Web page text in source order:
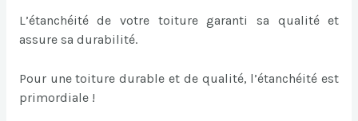
L’étanchéité de votre toiture garanti sa qualité et
assure sa durabilité.
Pour une toiture durable et de qualité, l’étanchéité est
primordiale !